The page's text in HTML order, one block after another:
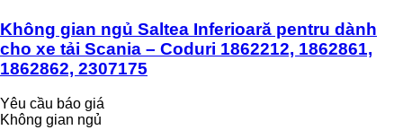
Không gian ngủ Saltea Inferioară pentru dành
cho xe tải Scania – Coduri 1862212, 1862861,
1862862, 2307175
Yêu cầu báo giá
Không gian ngủ